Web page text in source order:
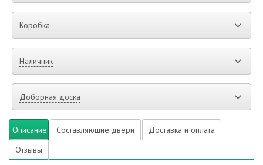
Коробка
Наличник
Доборная доска
Описание Составляющие двери
Доставка и оплата
Отзывы